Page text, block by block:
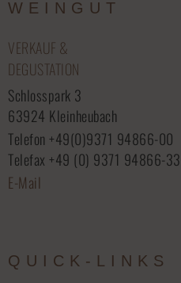
WEINGUT
VERKAUF &
DEGUSTATION
Schlosspark 3
63924 Kleinheubach
Telefon +49(0)9371 94866-00
Telefax +49 (0) 9371 94866-33
E-Mail
QUICK-LINKS